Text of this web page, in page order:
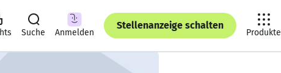
Suche Anmelden
Stellenanzeige schalten
Produkte